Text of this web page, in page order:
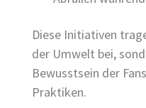
Diese Initiativen
der Umwelt bei,
Bewusstsein der
Praktiken.